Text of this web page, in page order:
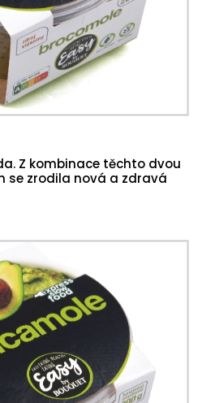
Z kombinace těchto dvou
se zrodila nová a zdravá